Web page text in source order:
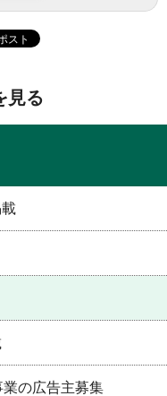
見る
の広告主募集